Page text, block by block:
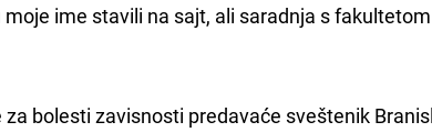
moje ime stavili na sajt, ali saradnja s
bolesti zavisnosti predavaće sveštenik